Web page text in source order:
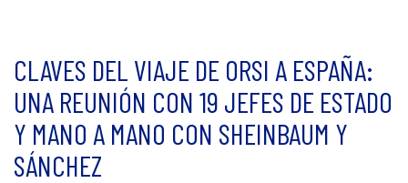
CLAVES DEL VIAJE DE ORSI A ESPAÑA:
UNA REUNIÓN CON 19 JEFES DE ESTADO
Y MANO A MANO CON SHEINBAUM Y
SÁNCHEZ